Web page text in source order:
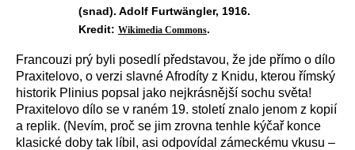
(snad). Adolf Furtwängler, 1916.
Kredit: Wikimedia Commons.
Francouzi prý byli posedlí představou, že jde přímo o dílo
Praxitelovo, o verzi slavné Afrodíty z Knidu, kterou římský
historik Plinius popsal jako nejkrásnější sochu světa!
Praxitelovo dílo se v raném 19. století znalo jenom z kopií
a replik. (Nevím, proč se jim zrovna tenhle kýčař konce
klasické doby tak líbil, asi odpovídal zámeckému vkusu –